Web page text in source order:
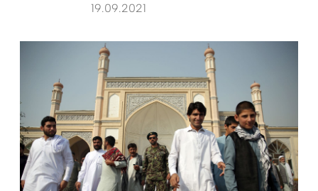
19.09.2021